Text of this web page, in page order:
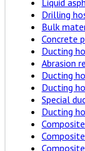
Liquid
Drilling
Bulk
Concrete
Ducting
Abrasion
Ducting
Ducting
Special
Ducting